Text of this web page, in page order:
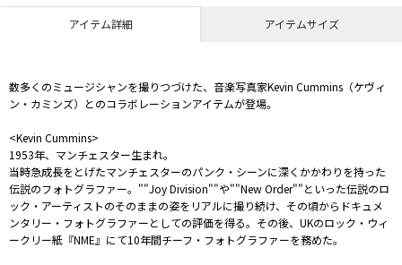
アイテム詳細 アイテムサイズ
数多くのミュージシャンを撮りつづけた、音楽写真家Kevin Cummins（ケヴィ
ン・カミンズ）とのコラボレーションアイテムが登場。
<Kevin Cummins>
1953年、マンチェスター生まれ。
当時急成長をとげたマンチェスターのパンク・シーンに深くかかわりを持った
伝説のフォトグラファー。""Joy Division""や""New Order""といった伝説のロ
ック・アーティストのそのままの姿をリアルに撮り続け、その頃からドキュメ
ンタリー・フォトグラファーとしての評価を得る。その後、UKのロック・ウィ
ークリー紙『NME』にて10年間チーフ・フォトグラファーを務めた。